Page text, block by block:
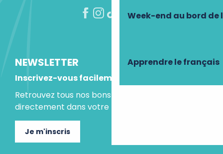
Week-end au bord de
Apprendre le français
NEWSLETTER
Inscrivez-vous facilement
Retrouvez tous nos bons plans et idées séjours
directement dans votre boite mail.
Je m'inscris